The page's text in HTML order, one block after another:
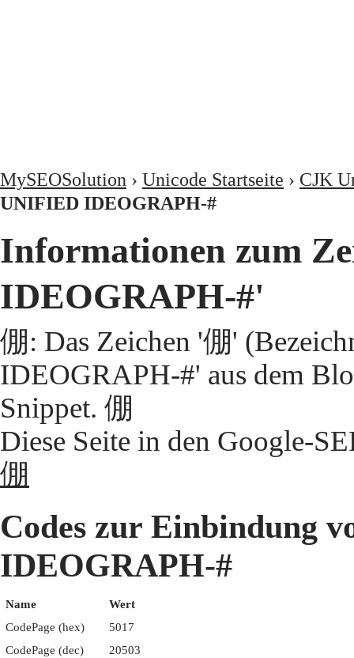
MySEOSolution › Unicode Startseite › CJK
UNIFIED IDEOGRAPH-#
Informationen zum
IDEOGRAPH-#'
倗: Das Zeichen '倗'
IDEOGRAPH-#' aus dem
Snippet. 倗
Diese Seite in den Google-
倗
Codes zur Einbindung
IDEOGRAPH-#
Name
Wert
CodePage (hex)
5017
CodePage (dec)
20503